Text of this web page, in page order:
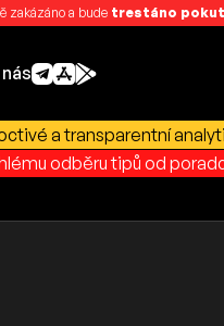
zakázáno a bude trestáno
a transparentní
odběru tipů od